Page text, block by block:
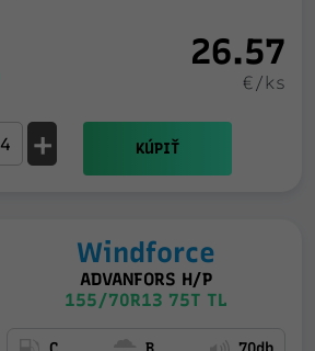
26.57
€/ks
+ KÚPIŤ
Windforce
ADVANFORS H/P
155/70R13 75T TL